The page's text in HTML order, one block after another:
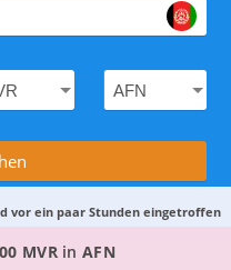
Geld von den Malediven
vor ein paar Stunden eingetroffen
VON DEN
MVRinAFN